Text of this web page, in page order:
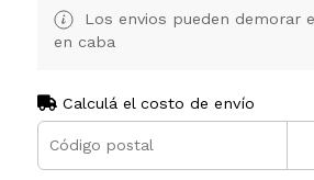
Los envios pueden demorar
en caba
Calculá el costo de envío